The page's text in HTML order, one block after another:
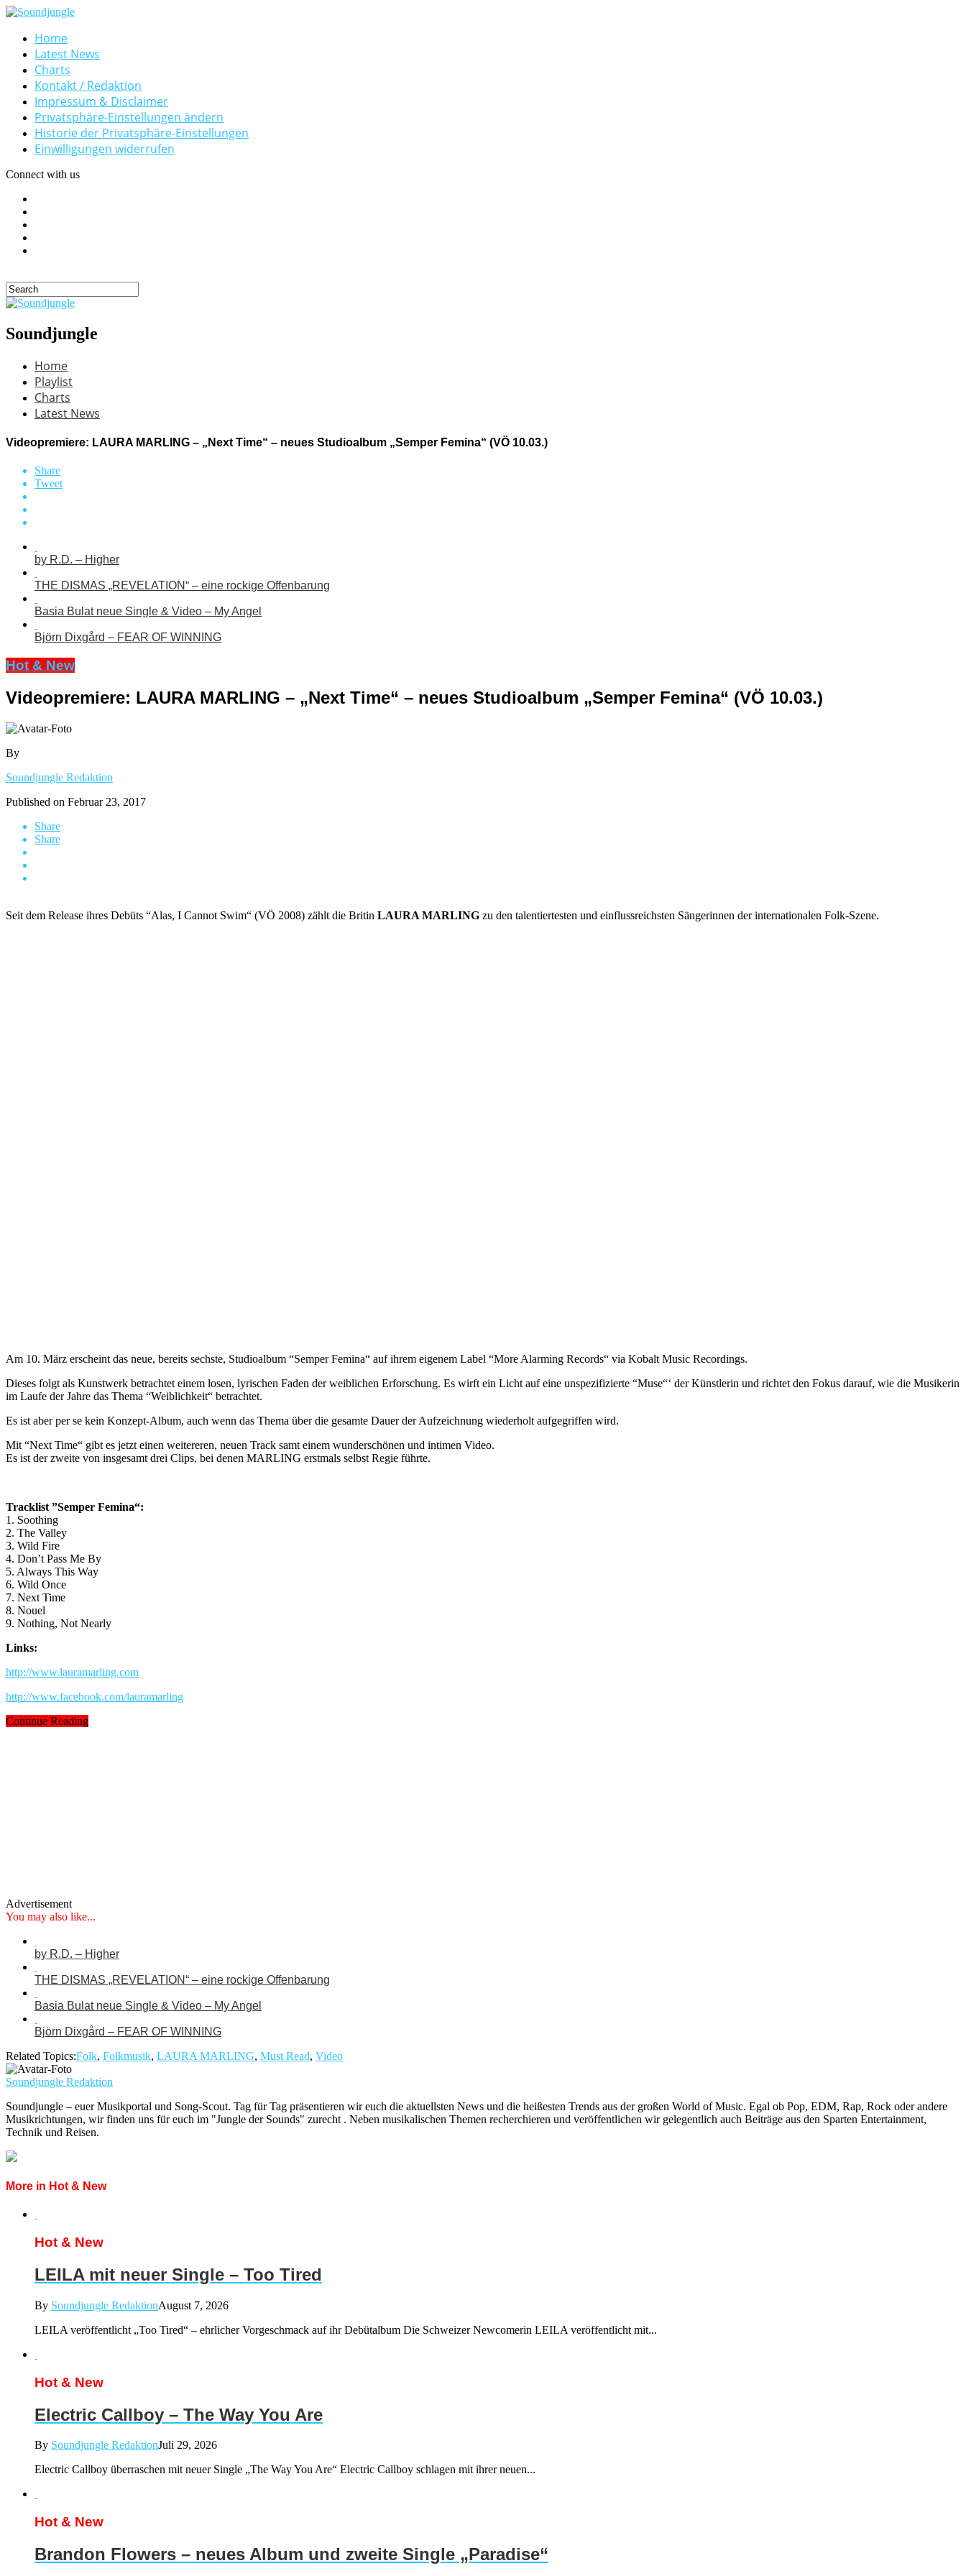
Home
Latest News
Charts
Kontakt / Redaktion
Impressum & Disclaimer
Privatsphäre-Einstellungen ändern
Historie der Privatsphäre-Einstellungen
Einwilligungen widerrufen
Connect with us
Soundjungle
Home
Playlist
Charts
Latest News
Videopremiere: LAURA MARLING – „Next Time“ – neues Studioalbum „Semper Femina“ (VÖ 10.03.)
Share
Tweet
by R.D. – Higher
THE DISMAS „REVELATION“ – eine rockige Offenbarung
Basia Bulat neue Single & Video – My Angel
Björn Dixgård – FEAR OF WINNING
Hot & New
Videopremiere: LAURA MARLING – „Next Time“ – neues Studioalbum „Semper Femina“ (VÖ 10.03.)
By
Soundjungle Redaktion
Published on Februar 23, 2017
Share
Share
Seit dem Release ihres Debüts “Alas, I Cannot Swim“ (VÖ 2008) zählt die Britin LAURA MARLING zu den talentiertesten und einflussreichsten Sängerinnen der internationalen Folk-Szene.
Am 10. März erscheint das neue, bereits sechste, Studioalbum “Semper Femina“ auf ihrem eigenem Label “More Alarming Records“ via Kobalt Music Recordings.
Dieses folgt als Kunstwerk betrachtet einem losen, lyrischen Faden der weiblichen Erforschung. Es wirft ein Licht auf eine unspezifizierte “Muse“‘ der Künstlerin und richtet den Fokus darauf, wie die Musikerin
im Laufe der Jahre das Thema “Weiblichkeit“ betrachtet.
Es ist aber per se kein Konzept-Album, auch wenn das Thema über die gesamte Dauer der Aufzeichnung wiederholt aufgegriffen wird.
Mit “Next Time“ gibt es jetzt einen weitereren, neuen Track samt einem wunderschönen und intimen Video.
Es ist der zweite von insgesamt drei Clips, bei denen MARLING erstmals selbst Regie führte.
Tracklist ”Semper Femina“:
1. Soothing
2. The Valley
3. Wild Fire
4. Don’t Pass Me By
5. Always This Way
6. Wild Once
7. Next Time
8. Nouel
9. Nothing, Not Nearly
Links:
http://www.lauramarling.com
http://www.facebook.com/lauramarling
Continue Reading
Advertisement
You may also like...
by R.D. – Higher
THE DISMAS „REVELATION“ – eine rockige Offenbarung
Basia Bulat neue Single & Video – My Angel
Björn Dixgård – FEAR OF WINNING
Related Topics:Folk, Folkmusik, LAURA MARLING, Must Read, Video
Soundjungle Redaktion
Soundjungle – euer Musikportal und Song-Scout. Tag für Tag präsentieren wir euch die aktuellsten News und die heißesten Trends aus der großen World of Music. Egal ob Pop, EDM, Rap, Rock oder andere
Musikrichtungen, wir finden uns für euch im "Jungle der Sounds" zurecht . Neben musikalischen Themen recherchieren und veröffentlichen wir gelegentlich auch Beiträge aus den Sparten Entertainment,
Technik und Reisen.
More in Hot & New
Hot & New
LEILA mit neuer Single – Too Tired
By Soundjungle RedaktionAugust 7, 2026
LEILA veröffentlicht „Too Tired“ – ehrlicher Vorgeschmack auf ihr Debütalbum Die Schweizer Newcomerin LEILA veröffentlicht mit...
Hot & New
Electric Callboy – The Way You Are
By Soundjungle RedaktionJuli 29, 2026
Electric Callboy überraschen mit neuer Single „The Way You Are“ Electric Callboy schlagen mit ihrer neuen...
Hot & New
Brandon Flowers – neues Album und zweite Single „Paradise“